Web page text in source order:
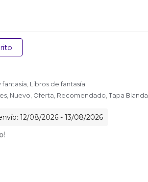
fantasía, Libros de fantasía
, Nuevo, Oferta, Recomendado, Tapa Blanda
12/08/2026 - 13/08/2026